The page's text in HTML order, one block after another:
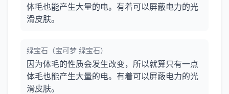
体毛也能产生大量的电。有着可以屏蔽电力的光
滑皮肤。
绿宝石（宝可梦 绿宝石）
因为体毛的性质会发生改变，所以就算只有一点
体毛也能产生大量的电。有着可以屏蔽电力的光
滑皮肤。